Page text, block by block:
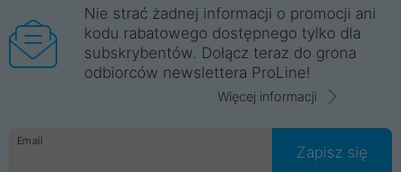
Nie strać żadnej informacji o promocji ani
kodu rabatowego dostępnego tylko dla
subskrybentów. Dołącz teraz do grona
odbiorców newslettera ProLine!
Więcej informacji
Email
Zapisz się